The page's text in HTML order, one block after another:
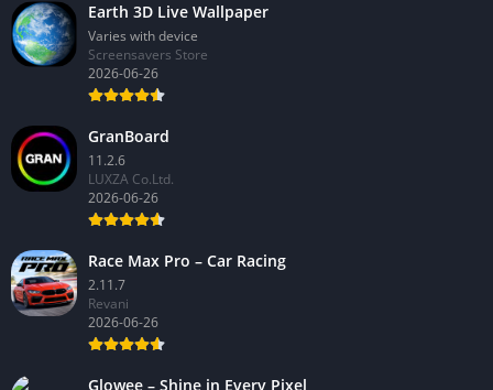
Earth 3D Live Wallpaper
Varies with device
Screensavers Store
2026-06-26
GranBoard
11.2.6
LUXZA Co.Ltd.
2026-06-26
Race Max Pro – Car Racing
2.11.7
Revani
2026-06-26
Glowee – Shine in Every Pixel